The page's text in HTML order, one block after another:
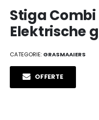
Stiga Combi
Elektrische
CATEGORIE: GRASMAAIERS
OFFERTE